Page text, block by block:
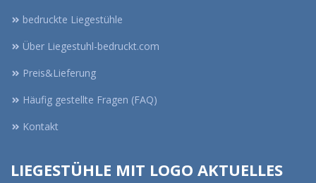
bedruckte Liegestühle
Über Liegestuhl-bedruckt.com
Preis&Lieferung
Häufig gestellte Fragen (FAQ)
Kontakt
LIEGESTÜHLE MIT LOGO AKTUELLES